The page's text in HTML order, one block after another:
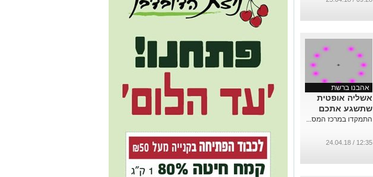
אהבנו ברשת
אשליה אופטית
שתשגע אתכם
התמקדו במרכז המס...
12:35 / 24.04.18